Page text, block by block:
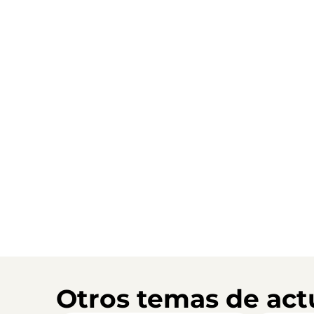
Otros temas de